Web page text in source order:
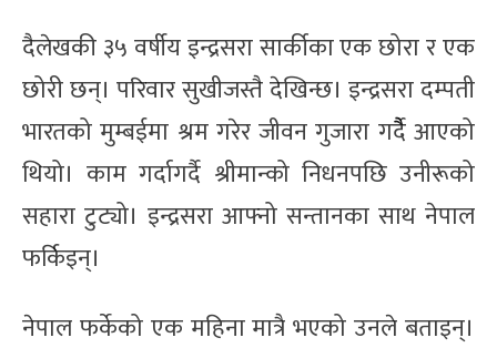
दैलेखकी ३५ वर्षीय इन्द्रसरा सार्कीका एक छोरा र एक
छोरी छन्। परिवार सुखीजस्तै देखिन्छ। इन्द्रसरा दम्पती
भारतको मुम्बईमा श्रम गरेर जीवन गुजारा गर्दैै आएको
थियो। काम गर्दागर्दै श्रीमान्को निधनपछि उनीरूको
सहारा टुट्यो। इन्द्रसरा आफ्नो सन्तानका साथ नेपाल
फर्किइन्।
नेपाल फर्केको एक महिना मात्रै भएको उनले बताइन्।